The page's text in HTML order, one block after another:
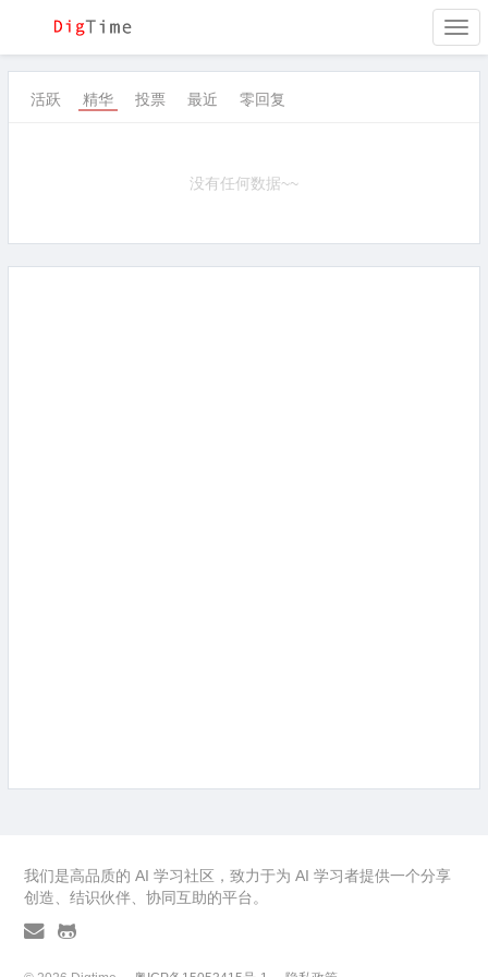
活跃 精华 投票 最近 零回复
没有任何数据~~
我们是高品质的 AI 学习社区，致力于为 AI 学习者提供一个分享
创造、结识伙伴、协同互助的平台。